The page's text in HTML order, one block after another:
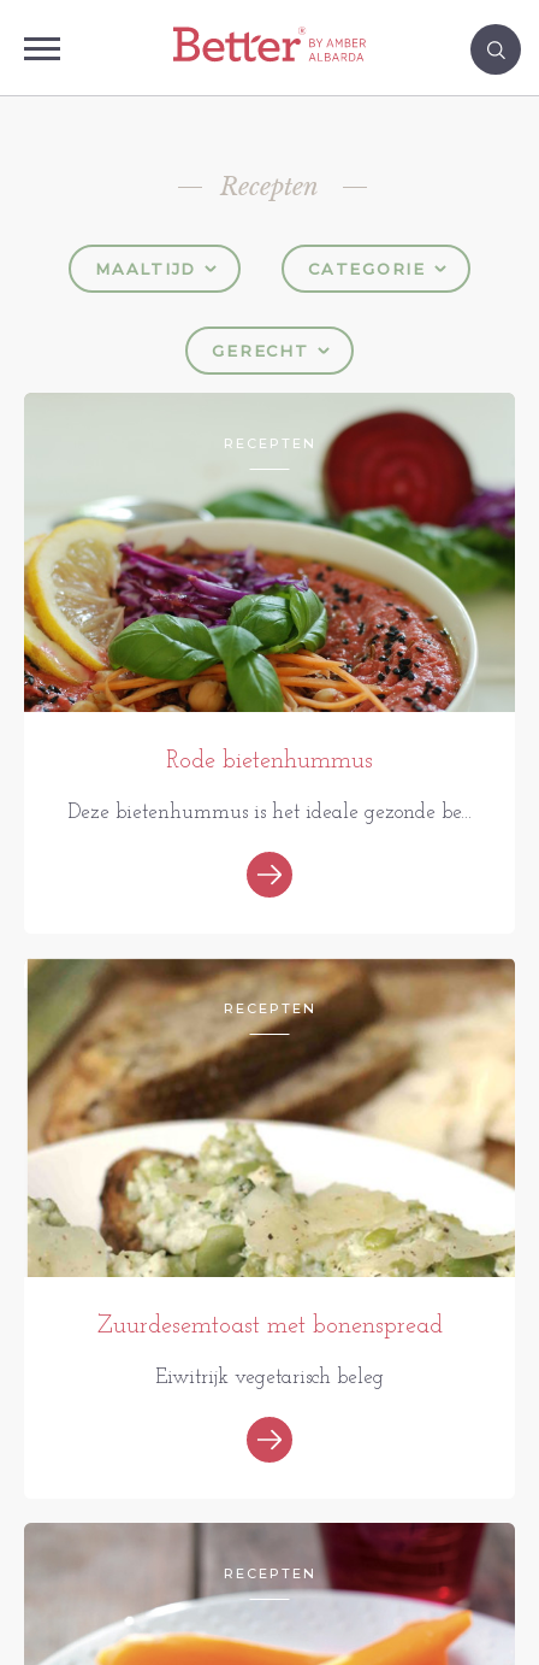
Recepten
MAALTIJD CATEGORIE
GERECHT
RECEPTEN
Rode bietenhummus
Deze bietenhummus is het ideale gezonde be...
RECEPTEN
Zuurdesemtoast met bonenspread
Eiwitrijk vegetarisch beleg
RECEPTEN